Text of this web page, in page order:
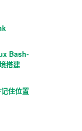
Bash-
搭建
住位置